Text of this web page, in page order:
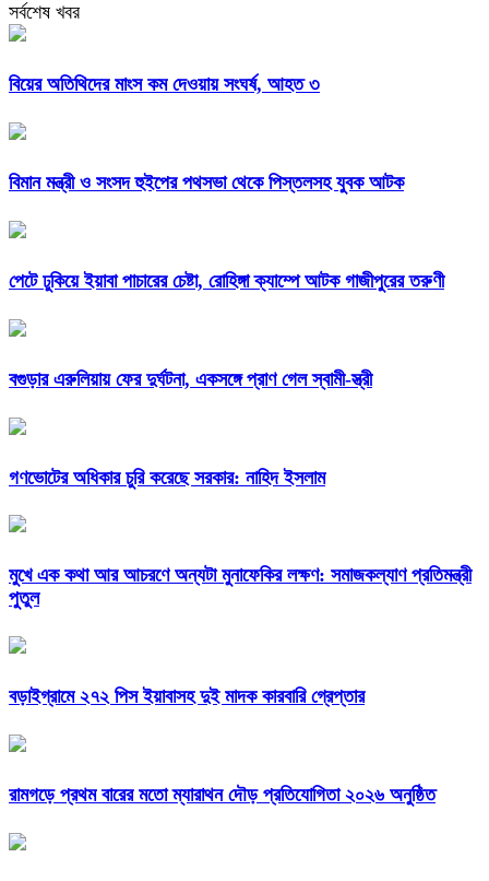
সর্বশেষ খবর
বিয়ের অতিথিদের মাংস কম দেওয়ায় সংঘর্ষ, আহত ৩
বিমান মন্ত্রী ও সংসদ হুইপের পথসভা থেকে পিস্তলসহ যুবক আটক
পেটে ঢুকিয়ে ইয়াবা পাচারের চেষ্টা, রোহিঙ্গা ক্যাম্পে আটক গাজীপুরের তরুণী
বগুড়ার এরুলিয়ায় ফের দুর্ঘটনা, একসঙ্গে প্রাণ গেল স্বামী-স্ত্রী
গণভোটের অধিকার চুরি করেছে সরকার: নাহিদ ইসলাম
মুখে এক কথা আর আচরণে অন্যটা মুনাফেকির লক্ষণ: সমাজকল্যাণ প্রতিমন্ত্রী
পুতুল
বড়াইগ্রামে ২৭২ পিস ইয়াবাসহ দুই মাদক কারবারি গ্রেপ্তার
রামগড়ে প্রথম বারের মতো ম্যারাথন দৌড় প্রতিযোগিতা ২০২৬ অনুষ্ঠিত